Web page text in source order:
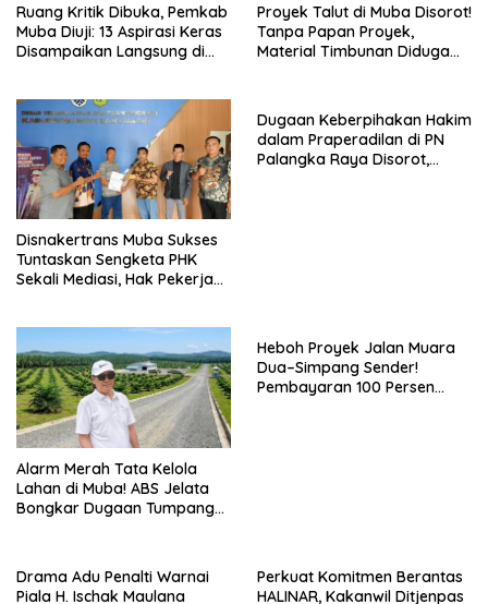
Ruang Kritik Dibuka, Pemkab
Muba Diuji: 13 Aspirasi Keras
Disampaikan Langsung di
Proyek Talut di Muba Disorot!
Tanpa Papan Proyek,
Material Timbunan Diduga
Disnakertrans Muba Sukses
Tuntaskan Sengketa PHK
Sekali Mediasi, Hak Pekerja
Dugaan Keberpihakan Hakim
dalam Praperadilan di PN
Palangka Raya Disorot,
Alarm Merah Tata Kelola
Lahan di Muba! ABS Jelata
Bongkar Dugaan Tumpang
Korporasi Terungkap
Heboh Proyek Jalan Muara
Dua–Simpang Sender!
Pembayaran 100 Persen
Drama Adu Penalti Warnai
Piala H. Ischak Maulana
Perkuat Komitmen Berantas
HALINAR, Kakanwil Ditjenpas